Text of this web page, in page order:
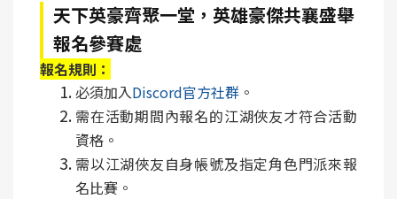
天下英豪齊聚一堂，英雄豪傑共襄盛舉
報名參賽處
報名規則：
必須加入Discord官方社群 。
需在活動期間內報名的江湖俠友才符合活動
資格。​
需以江湖俠友自身帳號及指定角色門派來報
名比賽。​